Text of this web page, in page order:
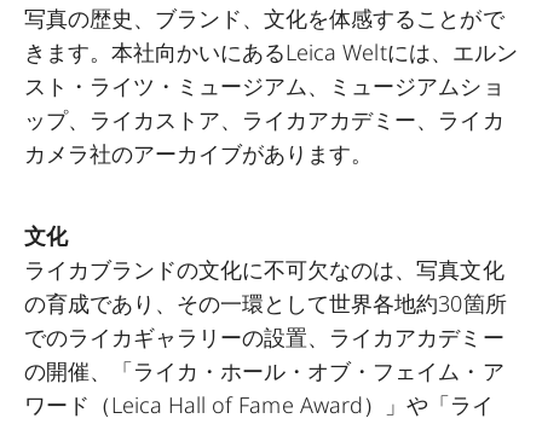
写真の歴史、ブランド、文化を体感することがで
きます。本社向かいにあるLeica Weltには、エルン
スト・ライツ・ミュージアム、ミュージアムショ
ップ、ライカストア、ライカアカデミー、ライカ
カメラ社のアーカイブがあります。
文化
ライカブランドの文化に不可欠なのは、写真文化
の育成であり、その一環として世界各地約30箇所
でのライカギャラリーの設置、ライカアカデミー
の開催、「ライカ・ホール・オブ・フェイム・ア
ワード（Leica Hall of Fame Award）」や「ライ